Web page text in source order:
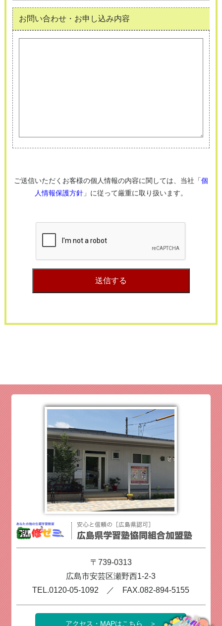
お問い合わせ・お申し込み内容
ご送信いただくお客様の個人情報の内容に関しては、当社「個
人情報保護方針」に従って厳重に取り扱います。
〒739-0313
広島市安芸区瀬野西1-2-3
TEL.0120-05-1092 ／ FAX.082-894-5155
アクセス・MAPはこちら ＞